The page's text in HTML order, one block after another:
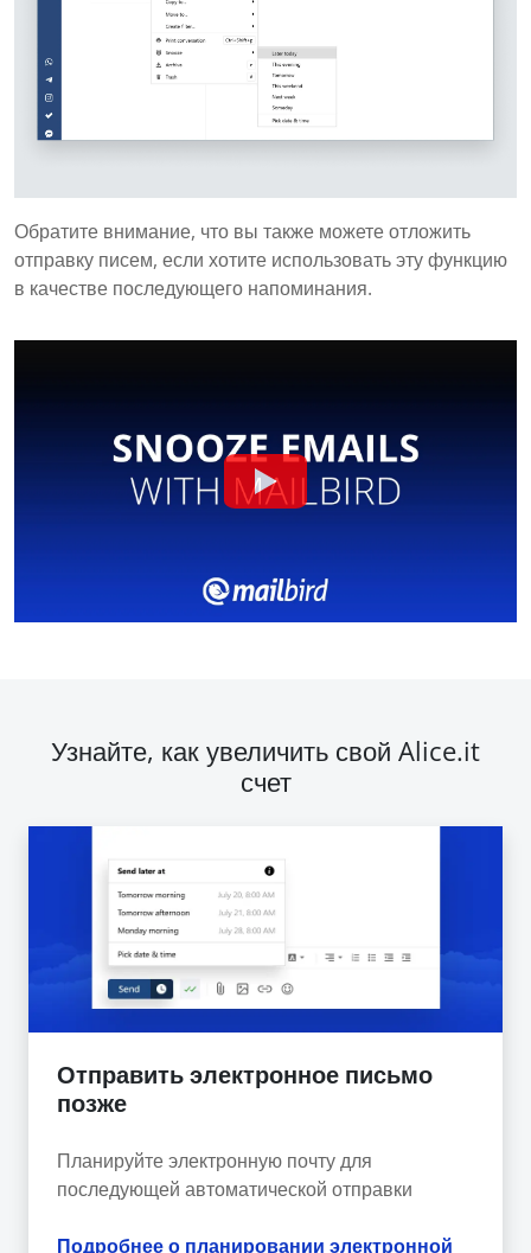
Обратите внимание, что вы также можете отложить
отправку писем, если хотите использовать эту функцию
в качестве последующего напоминания.
Узнайте, как увеличить свой Alice.it
счет
Отправить электронное письмо
позже
Планируйте электронную почту для
последующей автоматической отправки
Подробнее о планировании электронной